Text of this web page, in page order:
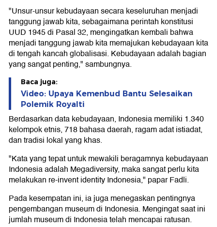
"Unsur-unsur kebudayaan secara keseluruhan menjadi
tanggung jawab kita, sebagaimana perintah konstitusi
UUD 1945 di Pasal 32, mengingatkan kembali bahwa
menjadi tanggung jawab kita memajukan kebudayaan kita
di tengah kancah globalisasi. Kebudayaan adalah bagian
yang sangat penting," sambungnya.
Baca juga:
Video: Upaya Kemenbud Bantu Selesaikan
Polemik Royalti
Berdasarkan data kebudayaan, Indonesia memiliki 1.340
kelompok etnis, 718 bahasa daerah, ragam adat istiadat,
dan tradisi lokal yang khas.
"Kata yang tepat untuk mewakili beragamnya kebudayaan
Indonesia adalah Megadiversity, maka sangat perlu kita
melakukan re-invent identity Indonesia," papar Fadli.
Pada kesempatan ini, ia juga menegaskan pentingnya
pengembangan museum di Indonesia. Mengingat saat ini
jumlah museum di Indonesia telah mencapai ratusan.